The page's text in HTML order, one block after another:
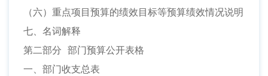
（六）重点项目预算的绩效目标等预算绩效情况说明
七、名词解释
第二部分 部门预算公开表格
一、部门收支总表